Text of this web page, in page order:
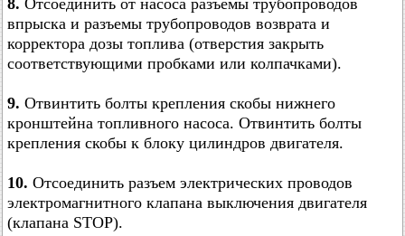
8. Отсоединить от насоса разъемы трубопроводов
впрыска и разъемы трубопроводов возврата и
корректора дозы топлива (отверстия закрыть
соответствующими пробками или колпачками).
9. Отвинтить болты крепления скобы нижнего
кронштейна топливного насоса. Отвинтить болты
крепления скобы к блоку цилиндров двигателя.
10. Отсоединить разъем электрических проводов
электромагнитного клапана выключения двигателя
(клапана STOP).